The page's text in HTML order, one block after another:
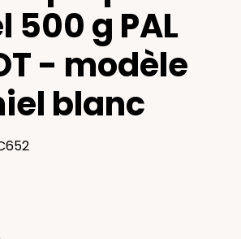
500 g PAL
- modèle
blanc